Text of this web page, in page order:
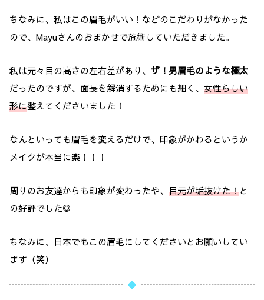
ちなみに、私はこの眉毛がいい！などのこだわりがなかった
ので、Mayuさんのおまかせで施術していただきました。
私は元々目の高さの左右差があり、 ザ！男眉毛のような極太
だったのですが、面長を解消するためにも細く、 女性らしい
形に整えてくださいました！
なんといっても眉毛を変えるだけで、印象がかわるというか
メイクが本当に楽！！！
周りのお友達からも印象が変わったや、 目元が垢抜けた！と
の好評でした◎
ちなみに、日本でもこの眉毛にしてくださいとお願いしてい
ます（笑）